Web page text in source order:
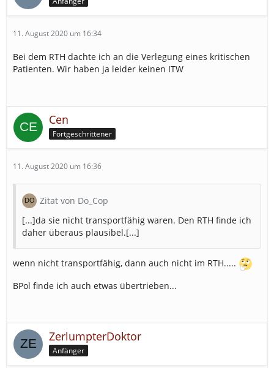
11. August 2020 um 16:34
Bei dem RTH dachte ich an die Verlegung eines kritischen
Patienten. Wir haben ja leider keinen ITW
Cen
Fortgeschrittener
11. August 2020 um 16:36
Zitat von Do_Cop
[...]da sie nicht transportfähig waren. Den RTH finde ich
daher überaus plausibel.[...]
wenn nicht transportfähig, dann auch nicht im RTH.....
BPol finde ich auch etwas übertrieben...
ZerlumpterDoktor
Anfänger